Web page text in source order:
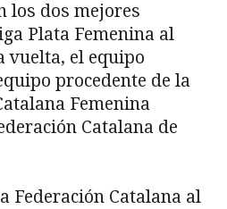
los dos mejores
Plata Femenina al
el equipo
procedente de la
Femenina
Catalana de
Federación Catalana al